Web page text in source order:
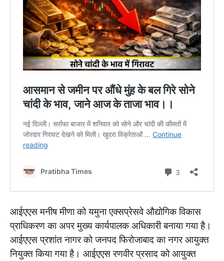
आईएएस मनीष मीणा को यमुना एक्सप्रेसवे औद्योगिक विकास
प्राधिकरण का अपर मुख्य कार्यपालक अधिकारी बनाया गया है।
आईएएस प्रशांत नागर को जनपद फिरोजाबाद का नगर आयुक्त
नियुक्त किया गया है। आईएएस रणवीर प्रसाद को आयुक्त